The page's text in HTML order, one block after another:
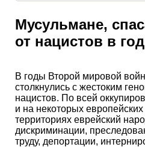
Мусульмане,
от нацистов в
В годы Второй мировой
столкнулись с жестоким
нацистов. По всей
и на некоторых
территориях еврейский
дискриминации,
труду, депортации,